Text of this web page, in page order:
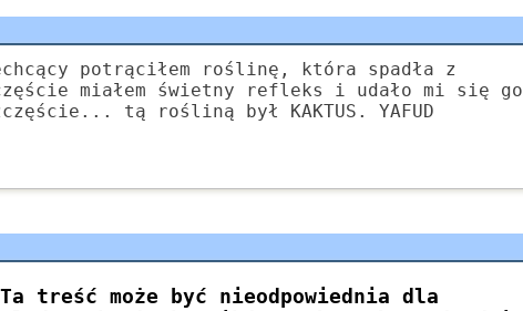
potrąciłem roślinę, która spadła z
miałem świetny refleks i udało mi się go
tą rośliną był KAKTUS. YAFUD